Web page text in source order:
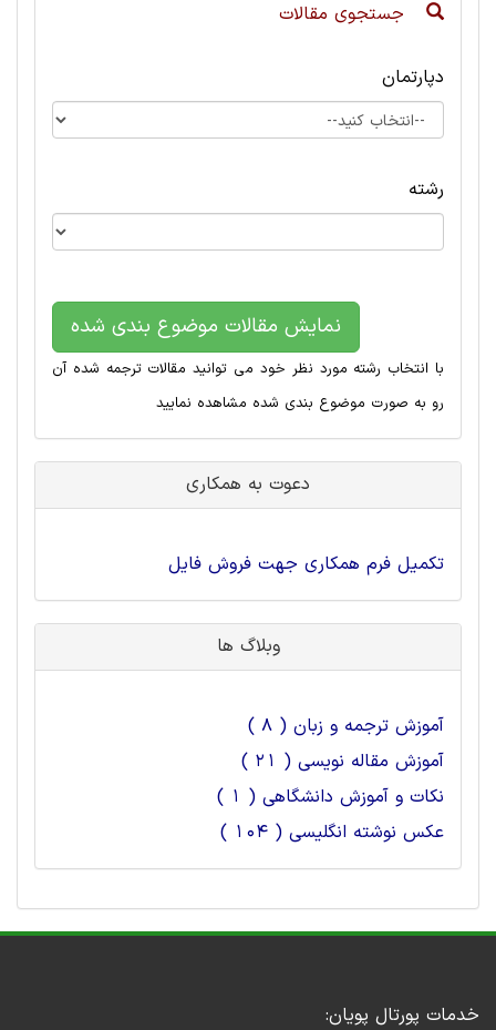
جستجوی مقالات
دپارتمان
رشته
نمایش مقالات موضوع بندی شده
با انتخاب رشته مورد نظر خود می توانید مقالات ترجمه شده آن
رو به صورت موضوع بندی شده مشاهده نمایید
دعوت به همکاری
تکمیل فرم همکاری جهت فروش فایل
وبلاگ ها
آموزش ترجمه و زبان ( 8 )
آموزش مقاله نویسی ( 21 )
نکات و آموزش دانشگاهی ( 1 )
عکس نوشته انگلیسی ( 104 )
خدمات پورتال پویان: